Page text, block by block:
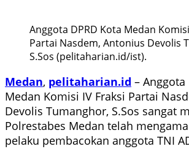
Anggota DPRD Kota Medan
Partai Nasdem, Antonius Devolis
S.Sos (pelitaharian.id/ist).
Medan, pelitaharian.id – Anggota
Medan Komisi IV Fraksi Partai
Devolis Tumanghor, S.Sos sangat
Polrestabes Medan telah
pelaku pembacokan anggota TNI